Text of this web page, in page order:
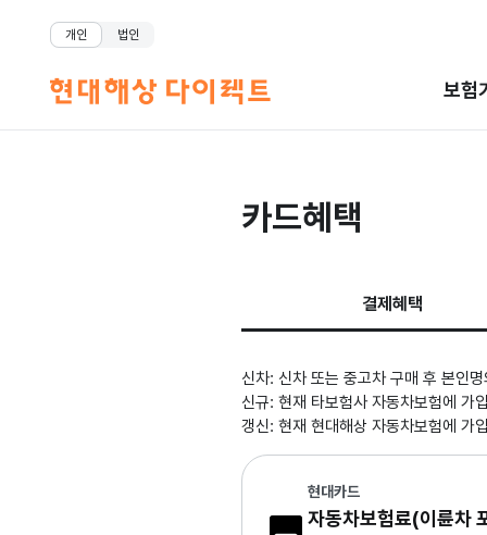
개인 법인
보험
카드혜택
결제혜택
신차: 신차 또는 중고차 구매 후 본인
신규: 현재 타보험사 자동차보험에 가
갱신: 현재 현대해상 자동차보험에 가
현대카드
자동차보험료(이륜차